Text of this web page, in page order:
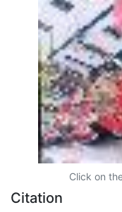
Click on
Citation